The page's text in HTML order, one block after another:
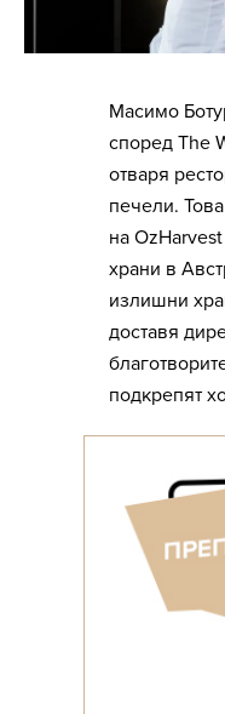
Масимо
според The
отваря
печели.
на
храни в
излишни
доставя
подкрепят